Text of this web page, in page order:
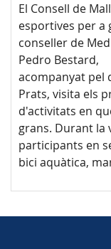
El Consell de
esportives per a
conseller de
Pedro Bestard,
acompanyat pel
Prats, visita els
d'activitats en
grans. Durant la
participants en
bici aquàtica,